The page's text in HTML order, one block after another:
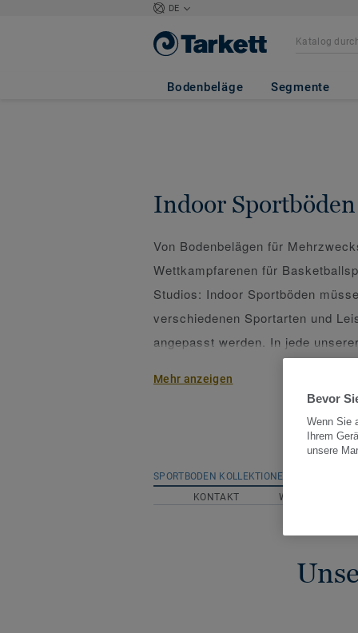
DE
Bodenbeläge Segmente
Indoor Sportböden
Von Bodenbelägen für
Wettkampfarenen für
Studios: Indoor Sportböden
verschiedenen Sportarten und
angepasst werden. In jede
damit jedes Projekt ein Erfolg
erfüllen die höchsten Standards
sorgen für den optimalen Schutz
Langlebigkeit und reduzierten
noch nie so schön wie mit
Mehr anzeigen
SPORTBODEN KOLLEKTIONEN
KONTAKT
WEITERE
Bevor
Wenn Sie
Ihrem
unsere